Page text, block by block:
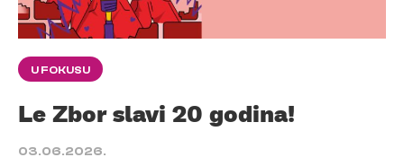
U FOKUSU
Le Zbor slavi 20 godina!
03.06.2026.